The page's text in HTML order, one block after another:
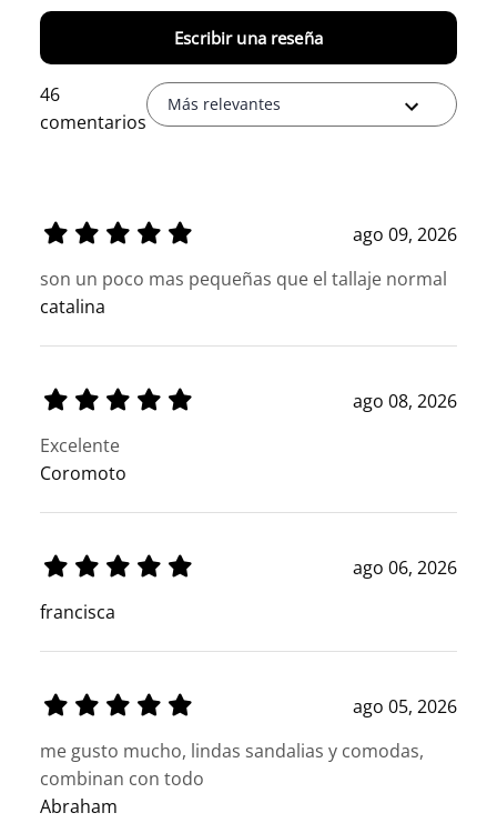
Escribir una reseña
46
comentarios
Más relevantes
ago 09, 2026
son un poco mas pequeñas que el tallaje normal
catalina
ago 08, 2026
Excelente
Coromoto
ago 06, 2026
francisca
ago 05, 2026
me gusto mucho, lindas sandalias y comodas,
combinan con todo
Abraham